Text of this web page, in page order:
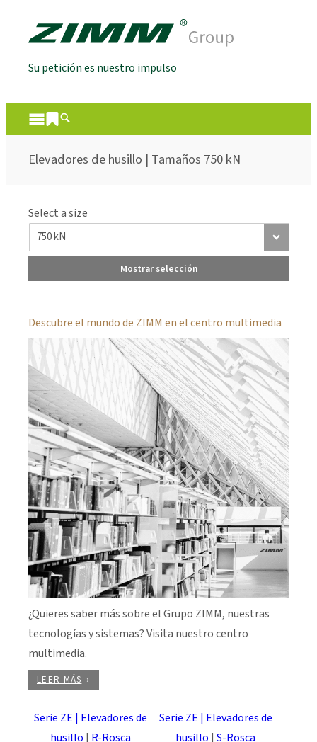
Su petición es nuestro impulso
Elevadores de husillo | Tamaños 750 kN
Select a size
Mostrar selección
Descubre el mundo de ZIMM en el centro multimedia
¿Quieres saber más sobre el Grupo ZIMM, nuestras
tecnologías y sistemas? Visita nuestro centro
multimedia.
LEER MÁS
Serie ZE | Elevadores de
husillo | R-Rosca
Serie ZE | Elevadores de
husillo |S-Rosca